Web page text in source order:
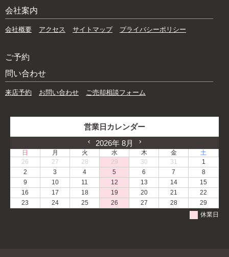
会社案内
会社概要 アクセス サイトマップ プライバシーポリシー
ご予約
問い合わせ
来店予約 お問い合わせ ご売却相談フォーム
営業日カレンダー
2026年 8月
日 月 火 水 木 金
土
26
27 28 29 30 31
1
2
3 4 5 6 7
8
9
10 11 12 13 14
15
16
17 18 19 20 21
22
23
24 25 26 27 28
29
休業日